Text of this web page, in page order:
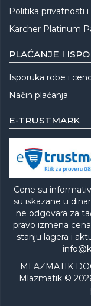
Politika privatnosti
Karcher Platinum
PLAĆANJE I
Isporuka robe i
Način plaćanja
E-TRUSTMARK
Cene su
su iskazane u
ne odgovara za
pravo izmena
stanju lagera i
MLAZMATIK
Mlazmatik ©